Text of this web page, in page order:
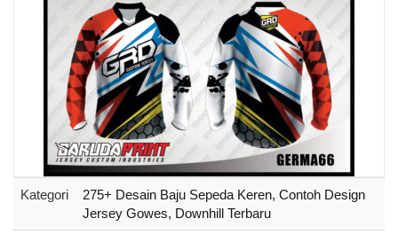
Kategori
275+ Desain Baju Sepeda Keren, Contoh Design
Jersey Gowes, Downhill Terbaru